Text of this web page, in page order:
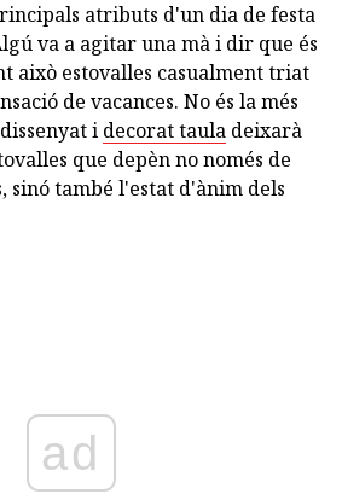
atributs d'un dia de festa
va a agitar una mà i dir que és
això estovalles casualment triat
de vacances. No és la més
i decorat taula deixarà
que depèn no només de
sinó també l'estat d'ànim dels
ad